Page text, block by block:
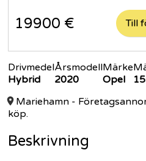
19900 € Till
Drivmedel
Hybrid
Årsmodell
2020
Märke
Opel
Mariehamn -
köp.
Beskrivning